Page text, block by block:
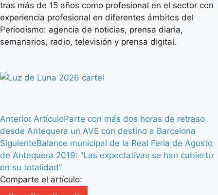
tras más de 15 años como profesional en el sector con
experiencia profesional en diferentes ámbitos del
Periodismo: agencia de noticias, prensa diaria,
semanarios, radio, televisión y prensa digital.
Anterior ArtículoParte con más dos horas de retraso
desde Antequera un AVE con destino a Barcelona
SiguienteBalance municipal de la Real Feria de Agosto
de Antequera 2019: “Las expectativas se han cubierto
en su totalidad”
Comparte el artículo: